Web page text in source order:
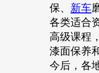
保、 新车
各类适合
高级课程
漆面保养
今后，各